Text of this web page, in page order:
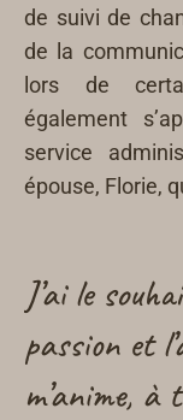
de suivi de
de la
lors de
également
service
épouse, Florie,
J’ai le
passion et
m’anime, à